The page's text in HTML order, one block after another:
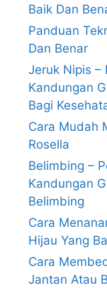
Baik Dan
Panduan
Dan Benar
Jeruk Nipis –
Kandungan
Bagi
Cara Mudah
Rosella
Belimbing –
Kandungan
Belimbing
Cara
Hijau Yang
Cara
Jantan Atau